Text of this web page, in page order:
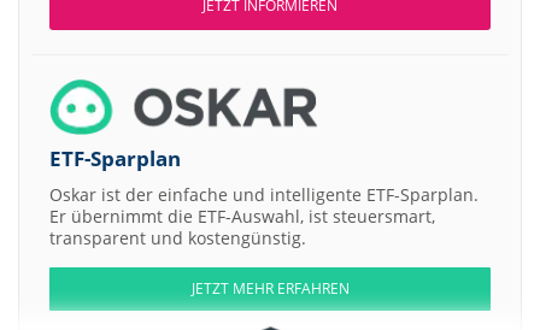
JETZT INFORMIEREN
ETF-Sparplan
Oskar ist der einfache und intelligente ETF-Sparplan.
Er übernimmt die ETF-Auswahl, ist steuersmart,
transparent und kostengünstig.
JETZT MEHR ERFAHREN